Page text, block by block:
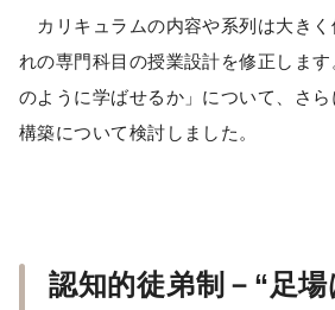
カリキュラムの内容や系列は大き
れの専門科目の授業設計を修正しま
のように学ばせるか」について、さ
構築について検討しました。
認知的徒弟制－“足